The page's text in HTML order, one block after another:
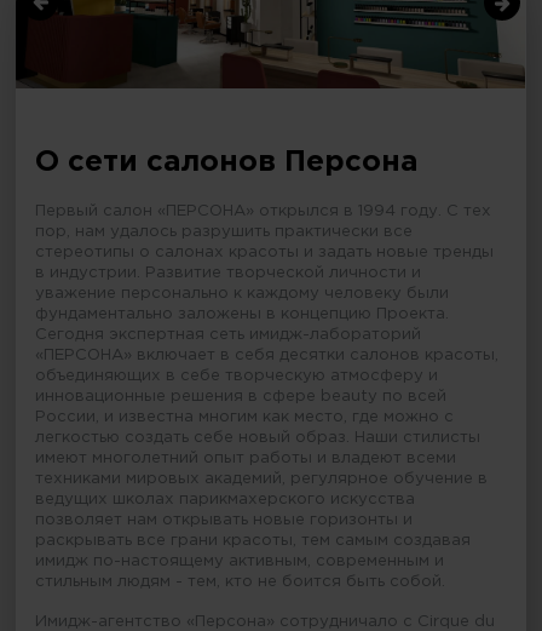
О сети салонов Персона
Первый салон «ПЕРСОНА» открылся в 1994 году. С тех
пор, нам удалось разрушить практически все
стереотипы о салонах красоты и задать новые тренды
в индустрии. Развитие творческой личности и
уважение персонально к каждому человеку были
фундаментально заложены в концепцию Проекта.
Сегодня экспертная сеть имидж-лабораторий
«ПЕРСОНА» включает в себя десятки салонов красоты,
объединяющих в себе творческую атмосферу и
инновационные решения в сфере beauty по всей
России, и известна многим как место, где можно с
легкостью создать себе новый образ. Наши стилисты
имеют многолетний опыт работы и владеют всеми
техниками мировых академий, регулярное обучение в
ведущих школах парикмахерского искусства
позволяет нам открывать новые горизонты и
раскрывать все грани красоты, тем самым создавая
имидж по-настоящему активным, современным и
стильным людям - тем, кто не боится быть собой.
Имидж-агентство «Персона» сотрудничало с Cirque du